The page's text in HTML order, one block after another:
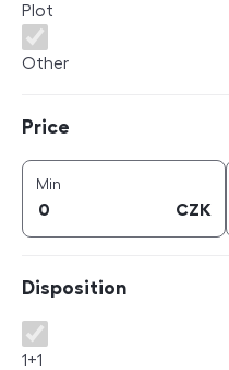
Plot
Other
Price
Min
CZK
Disposition
Disposition
1+1